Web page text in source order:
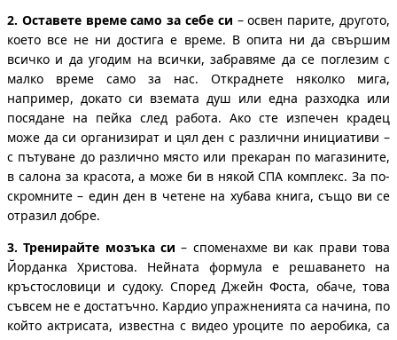
2. Оставете време само за себе си – освен парите, другото,
което все не ни достига е време. В опита ни да свършим
всичко и да угодим на всички, забравяме да се поглезим с
малко време само за нас. Откраднете няколко мига,
например, докато си вземата душ или една разходка или
посядане на пейка след работа. Ако сте изпечен крадец
може да си организират и цял ден с различни инициативи –
с пътуване до различно място или прекаран по магазините,
в салона за красота, а може би в някой СПА комплекс. За по-
скромните – един ден в четене на хубава книга, също ви се
отразил добре.
3.Тренирайте мозъка си – споменахме ви как прави това
Йорданка Христова. Нейната формула е решаването на
кръстословици и судоку. Според Джейн Фоста, обаче, това
съвсем не е достатъчно. Кардио упражненията са начина, по
който актрисата, известна с видео уроците по аеробика, са